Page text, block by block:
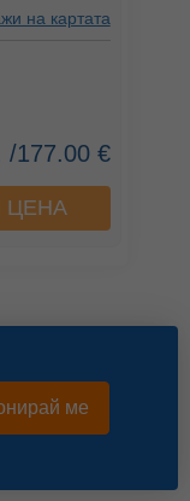
на картата
177.00 €
ЦЕНА
ме